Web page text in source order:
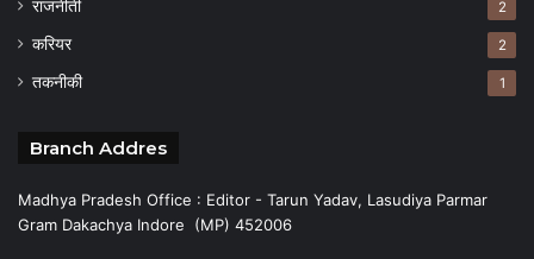
राजनीती 2
करियर 2
तकनीकी 1
Branch Addres
Madhya Pradesh Office : Editor - Tarun Yadav, Lasudiya Parmar
Gram Dakachya Indore (MP) 452006